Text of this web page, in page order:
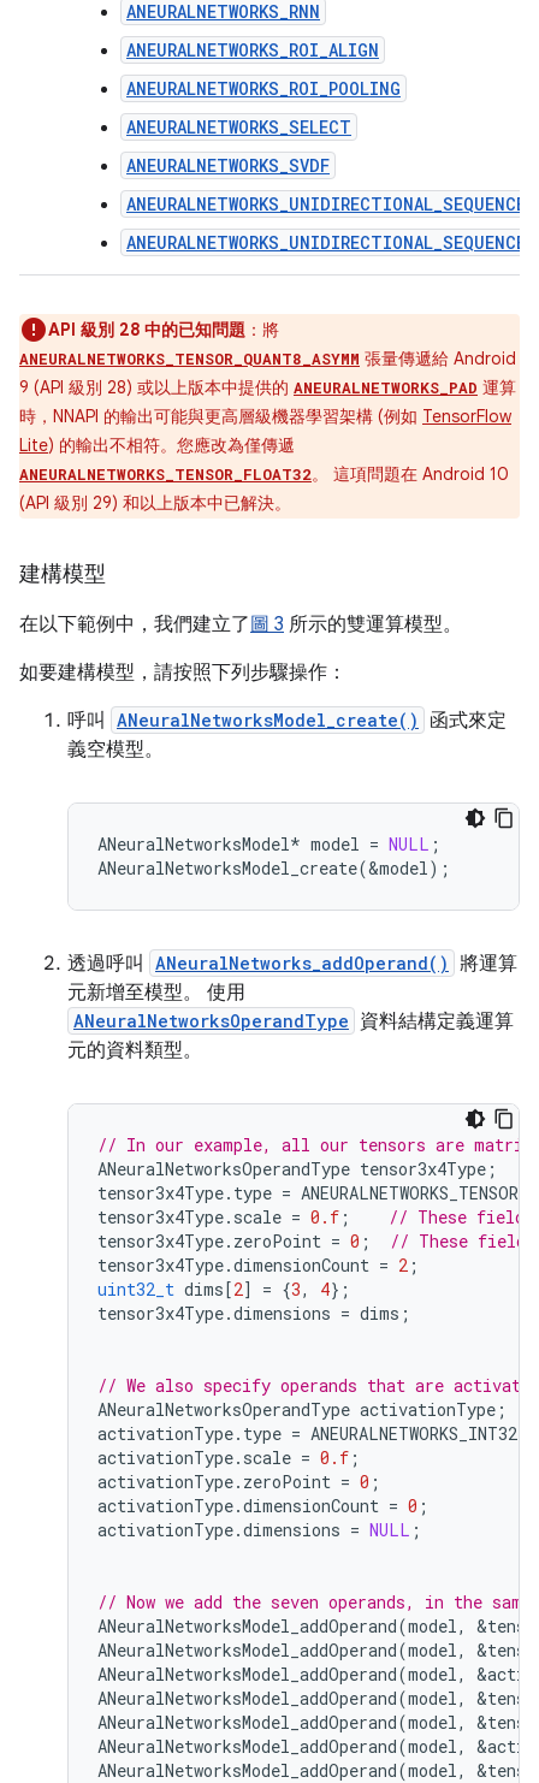
ANEURALNETWORKS_RNN
ANEURALNETWORKS_ROI_ALIGN
ANEURALNETWORKS_ROI_POOLING
ANEURALNETWORKS_SELECT
ANEURALNETWORKS_SVDF
API 級別 28 中的已知問題 ：將
ANEURALNETWORKS_TENSOR_QUANT8_ASYMM 張量傳遞給 Android
9 (API 級別 28) 或以上版本中提供的 ANEURALNETWORKS_PAD 運算
時，NNAPI 的輸出可能與更高層級機器學習架構 (例如 TensorFlow
Lite) 的輸出不相符。您應改為僅傳遞
ANEURALNETWORKS_TENSOR_FLOAT32。 這項問題在 Android 10
(API 級別 29) 和以上版本中已解決。
建構模型
在以下範例中，我們建立了圖 3 所示的雙運算模型。
如要建構模型，請按照下列步驟操作：
呼叫
ANeuralNetworksModel_create()
函式來定
義空模型。
ANeuralNetworksModel* model = NULL ;
ANeuralNetworksModel_create(&model);
透過呼叫 ANeuralNetworks_addOperand()
將運算
元新增至模型。 使用
ANeuralNetworksOperandType 資料結構定義運算
元的資料類型。
// In our example, all our tensors are
ANeuralNetworksOperandType tensor3x4Type ;
tensor3x4Type. type =
tensor3x4Type. scale = 0.f ;
// These fields
tensor3x4Type. zeroPoint = 0 ;
// These fields
tensor3x4Type.dimensionCount = 2 ;
uint32_t dims[2] = {3, 4};
tensor3x4Type.dimensions = dims ;
// We also specify operands that are
ANeuralNetworksOperandType activationType ;
activationType. type = ANEURALNETWORKS_INT32
activationType. scale = 0.f ;
activationType. zeroPoint = 0 ;
activationType.dimensionCount = 0 ;
activationType.dimensions = NULL ;
// Now we add the seven operands, in the
ANeuralNetworksModel_addOperand(model, &
ANeuralNetworksModel_addOperand(model, &
ANeuralNetworksModel_addOperand(model, &
ANeuralNetworksModel_addOperand(model, &
ANeuralNetworksModel_addOperand(model, &
ANeuralNetworksModel_addOperand(model, &
ANeuralNetworksModel_addOperand(model, &